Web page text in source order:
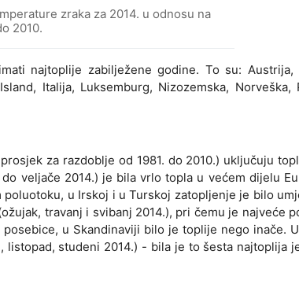
zraka za 2014. u odnosu na
2010.
najtoplije zabilježene godine. To su: Austrija,
Italija, Luksemburg, Nizozemska, Norveška,
za razdoblje od 1981. do 2010.) uključuju
veljače 2014.) je bila vrlo topla u većem dijelu
u Irskoj i u Turskoj zatopljenje je bilo
travanj i svibanj 2014.), pri čemu je najveće
u Skandinaviji bilo je toplije nego inače.
studeni 2014.) - bila je to šesta najtoplija